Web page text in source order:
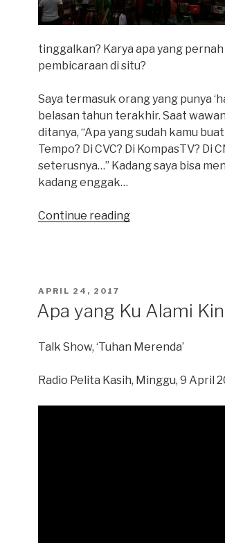
tinggalkan? Karya apa yang
pembicaraan di situ?
Saya termasuk orang yang punya
belasan tahun terakhir. Saat
ditanya, “Apa yang sudah kamu
Tempo? Di CVC? Di KompasTV? Di
seterusnya…” Kadang saya bisa
kadang enggak…
Continue reading“Suatu
POSTED
APRIL 24, 2017
Apa yang Ku Alami
Talk Show, ‘Tuhan Merenda’
Radio Pelita Kasih, Minggu, 9 April